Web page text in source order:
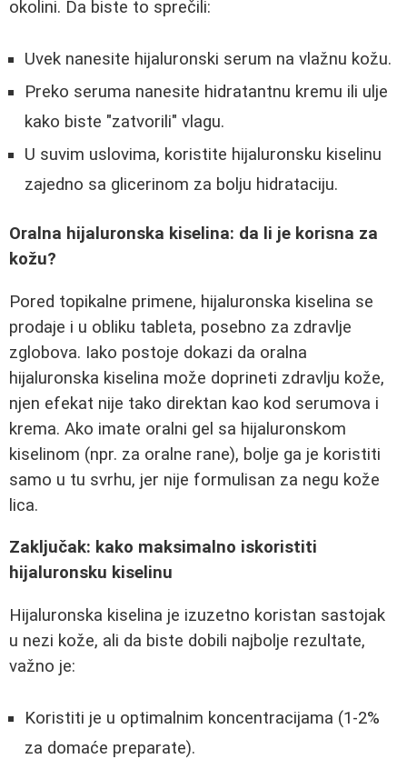
okolini. Da biste to sprečili:
Uvek nanesite hijaluronski serum na vlažnu kožu.
Preko seruma nanesite hidratantnu kremu ili ulje
kako biste "zatvorili" vlagu.
U suvim uslovima, koristite hijaluronsku kiselinu
zajedno sa glicerinom za bolju hidrataciju.
Oralna hijaluronska kiselina: da li je korisna za
kožu?
Pored topikalne primene, hijaluronska kiselina se
prodaje i u obliku tableta, posebno za zdravlje
zglobova. Iako postoje dokazi da oralna
hijaluronska kiselina može doprineti zdravlju kože,
njen efekat nije tako direktan kao kod serumova i
krema. Ako imate oralni gel sa hijaluronskom
kiselinom (npr. za oralne rane), bolje ga je koristiti
samo u tu svrhu, jer nije formulisan za negu kože
lica.
Zaključak: kako maksimalno iskoristiti
hijaluronsku kiselinu
Hijaluronska kiselina je izuzetno koristan sastojak
u nezi kože, ali da biste dobili najbolje rezultate,
važno je:
Koristiti je u optimalnim koncentracijama (1-2%
za domaće preparate).